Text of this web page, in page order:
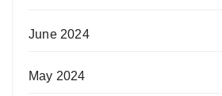
June 2024
May 2024